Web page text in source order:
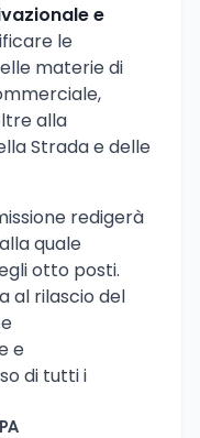
e
le
materie di
alla
Strada e delle
redigerà
quale
otto posti.
al rilascio del
e
di tutti i